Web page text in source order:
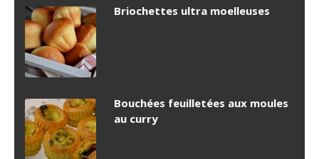
Briochettes ultra moelleuses
Bouchées feuilletées aux moules
au curry